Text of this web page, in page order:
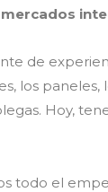
de
los
Hoy,
todo el